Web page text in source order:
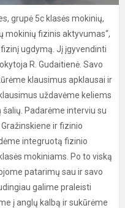
grupė 5c klasės mokinių,
mokinių fizinis aktyvumas“,
ugdymą. Jį įgyvendinti
R. Gudaitienė. Savo
klausimus apklausai ir
uždavėme keliems
Padarėme interviu su
ir fizinio
integruotą fizinio
mokiniams. Po to viską
patarimų sau ir savo
galime praleisti
į anglų kalbą ir sukūrėme